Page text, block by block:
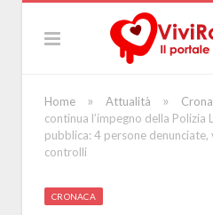
Home » Attualità »
continua l’impegno della
pubblica: 4 persone
controlli
CRONACA